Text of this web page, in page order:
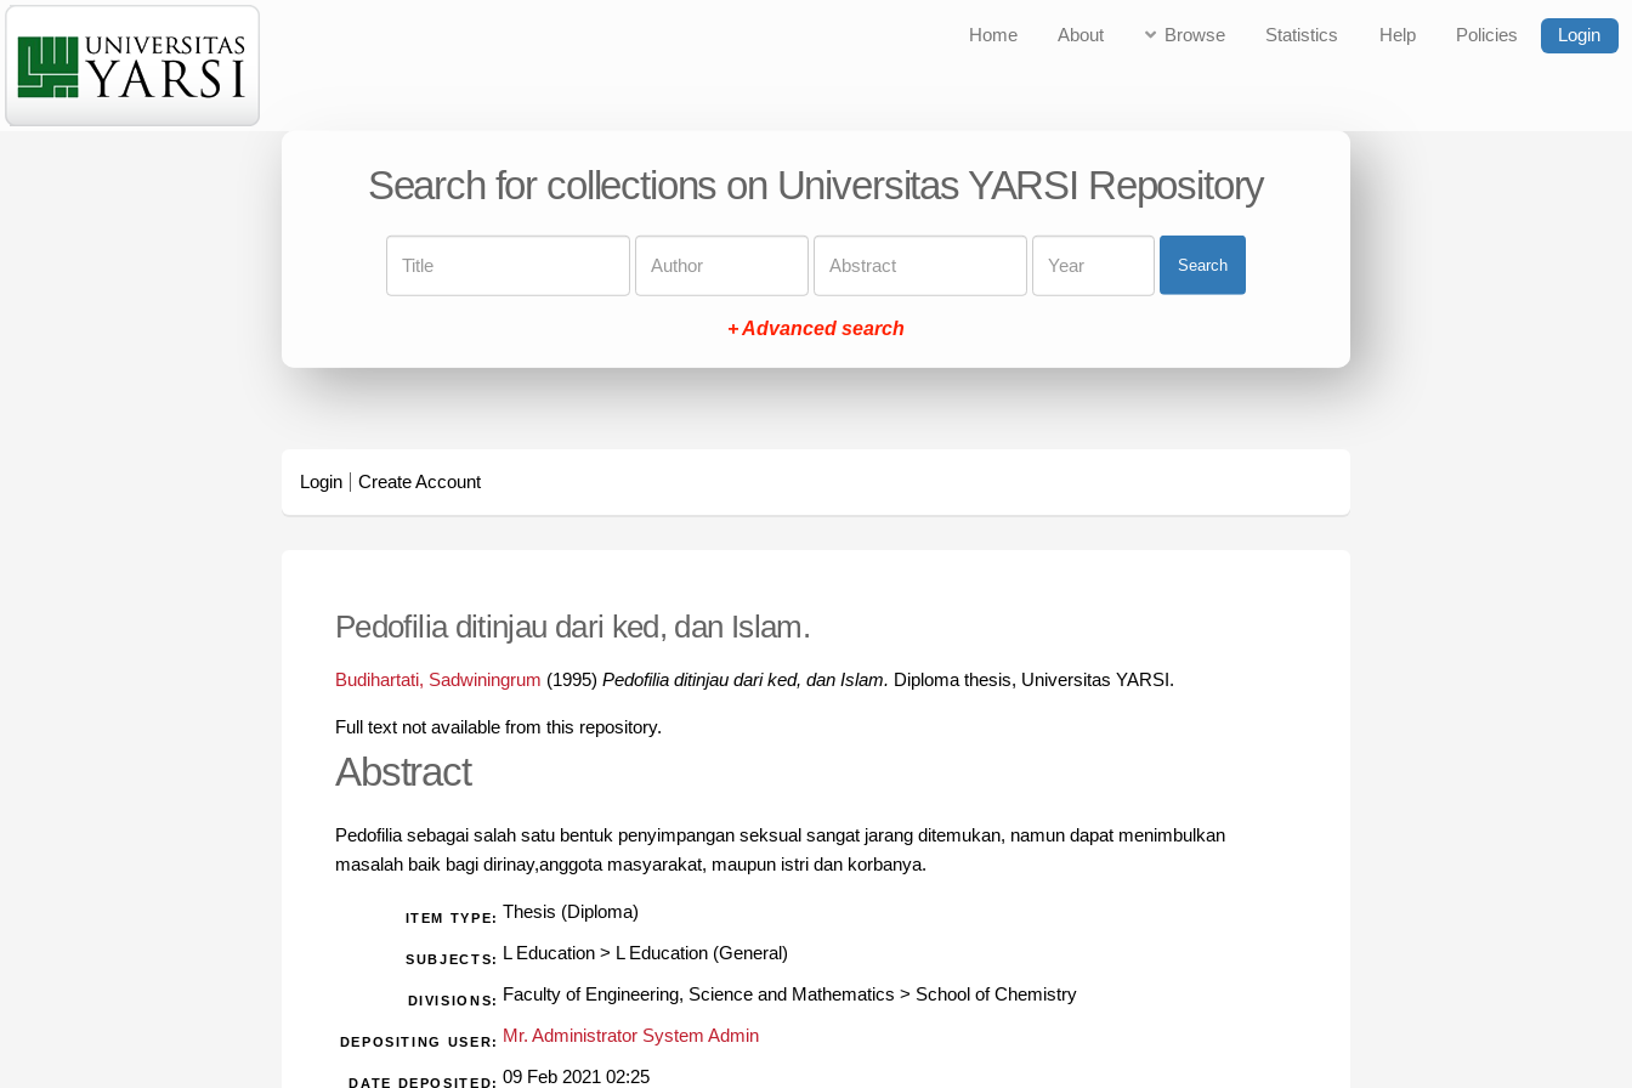
Home About Browse Statistics Help Policies Login
Search for collections on Universitas YARSI Repository
Search
+ Advanced search
Login Create Account
Pedofilia ditinjau dari ked, dan Islam.
Budihartati, Sadwiningrum (1995) Pedofilia ditinjau dari ked, dan Islam. Diploma thesis, Universitas YARSI.
Full text not available from this repository.
Abstract
Pedofilia sebagai salah satu bentuk penyimpangan seksual sangat jarang ditemukan, namun dapat menimbulkan
masalah baik bagi dirinay,anggota masyarakat, maupun istri dan korbanya.
ITEM TYPE: Thesis (Diploma)
SUBJECTS: L Education > L Education (General)
DIVISIONS: Faculty of Engineering, Science and Mathematics > School of Chemistry
DEPOSITING USER: Mr. Administrator System Admin
DATE DEPOSITED: 09 Feb 2021 02:25